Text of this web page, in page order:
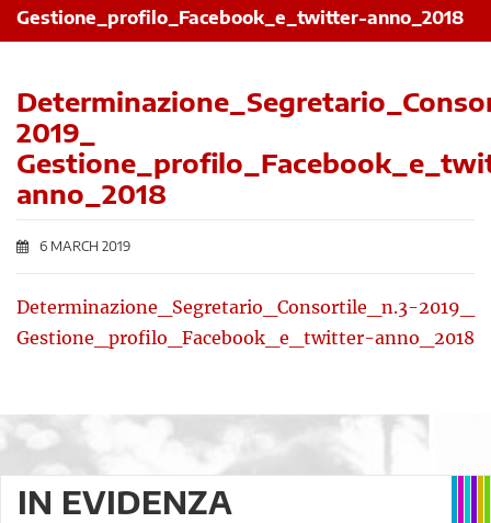
Gestione_profilo_Facebook_e_twitter-anno_2018
2019_
anno_2018
6 MARCH 2019
Determinazione_Segretario_Consortile_n.3-2019_
Gestione_profilo_Facebook_e_twitter-anno_2018
IN EVIDENZA